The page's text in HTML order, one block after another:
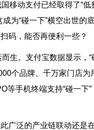
移动支付已经取得了“低
为“碰一下”横空出世
码，能否再便利一些？
而生。支付宝数据显示，
个品牌、千万家门店为
等手机终端支持“碰一下
广泛的产业链联动还是